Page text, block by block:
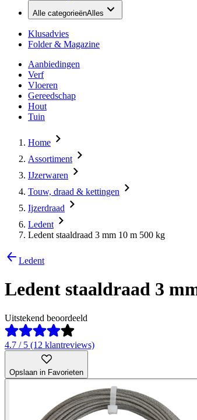
Alle categorieënAlles
Klusadvies
Folder & Magazine
Aanbiedingen
Verf
Vloeren
Gereedschap
Hout
Tuin
Home
Assortiment
IJzerwaren
Touw, draad & kettingen
Ijzerdraad
Ledent
Ledent staaldraad 3 mm 10 m 500 kg
Ledent
Ledent staaldraad 3
Uitstekend beoordeeld
4.7 / 5 (12 klantreviews)
Opslaan in Favorieten